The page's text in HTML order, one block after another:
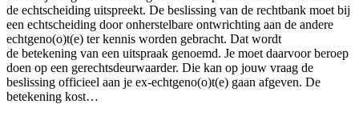
de echtscheiding uitspreekt. De beslissing van de rechtbank moet bij
een echtscheiding door onherstelbare ontwrichting aan de andere
echtgeno(o)t(e) ter kennis worden gebracht. Dat wordt
de betekening van een uitspraak genoemd. Je moet daarvoor beroep
doen op een gerechtsdeurwaarder. Die kan op jouw vraag de
beslissing officieel aan je ex-echtgeno(o)t(e) gaan afgeven. De
betekening kost…